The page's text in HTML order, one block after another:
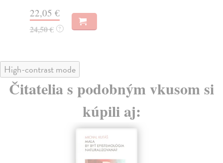
22,05 €
24,50 € ?
High-contrast mode
Čitatelia s podobným vkusom si
kúpili aj: